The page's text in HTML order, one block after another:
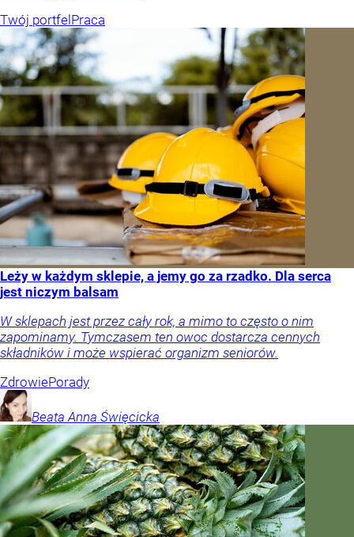
Twój portfel Praca
Leży w każdym sklepie, a jemy go za rzadko. Dla serca
jest niczym balsam
W sklepach jest przez cały rok, a mimo to często o nim
zapominamy. Tymczasem ten owoc dostarcza cennych
składników i może wspierać organizm seniorów.
ZdrowiePorady
Beata Anna Święcicka